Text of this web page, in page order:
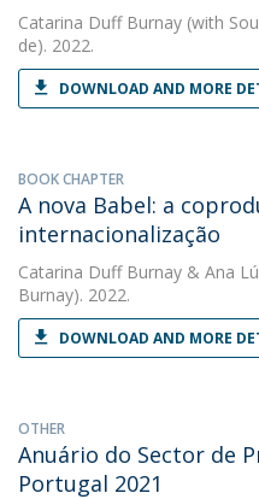
Catarina Duff Burnay (with
de). 2022.
DOWNLOAD AND MORE
BOOK CHAPTER
A nova Babel: a
internacionalização
Catarina Duff Burnay & Ana
Burnay). 2022.
DOWNLOAD AND MORE
OTHER
Anuário do Sector de
Portugal 2021